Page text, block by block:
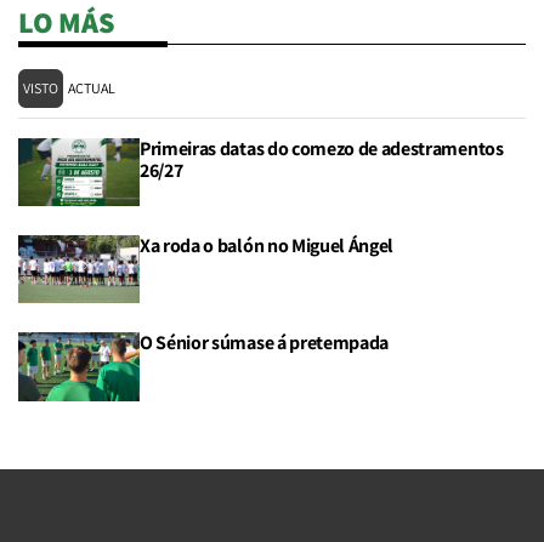
LO MÁS
VISTO ACTUAL
Primeiras datas do comezo de adestramentos
26/27
Xa roda o balón no Miguel Ángel
O Sénior súmase á pretempada